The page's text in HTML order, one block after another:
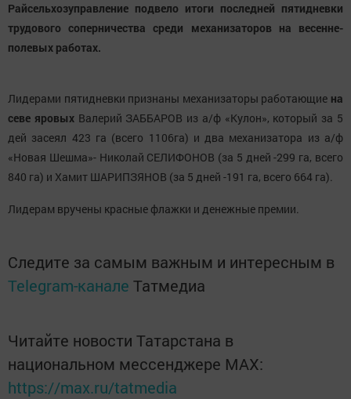
Райсельхозуправление подвело итоги последней пятидневки
трудового соперничества среди механизаторов на весенне-
полевых работах.
Лидерами пятидневки признаны механизаторы работающие на
севе яровыхВалерий ЗАББАРОВ из а/ф «Кулон», который за 5
дей засеял 423 га (всего 1106га) и два механизатора из а/ф
«Новая Шешма»- Николай СЕЛИФОНОВ (за 5 дней -299 га, всего
840 га) и Хамит ШАРИПЗЯНОВ (за 5 дней -191 га, всего 664 га).
Лидерам вручены красные флажки и денежные премии.
Следите за самым важным и интересным в
Telegram-канале Татмедиа
Читайте новости Татарстана в
национальном мессенджере MАХ:
https://max.ru/tatmedia